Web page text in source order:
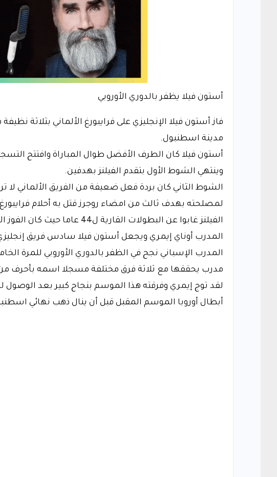
أستون فيلا يظفر بالدوري الأوروبي
فاز أستون فيلا الإنجليزي على فرايبورغ الألماني بثلاثة
مدينة اسطنبول.
أستون فيلا كان الطرف الأفضل طوال المباراة وافتتح
وينتهي الشوط الأول بتقدم الفيلنز بهدفين.
الشوط الثاني كان بردة فعل ضعيفة من الفريق الألماني لا
لمصلحته بهدف ثالث من امضاء روجرز قتل به أحلام
المدرب أوناي إيمري ويجعل أستون فيلا سادس فريق
المدرب الإسباني نجح في الظفر بالدوري الأوروبي للمرة
مدرب يحققها مع ثلاثة فرق مختلفة مسجلا اسمه بأحرف
لقد توج إيمري وفرقته هذا الموسم بنجاح كبير بعد الوصول
أبطال أوروبا الموسم المقبل قبل أن ينال ذهب نهائي